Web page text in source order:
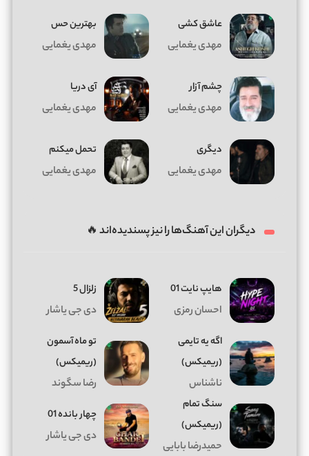
عاشق کشی
مهدی یغمایی
بهترین حس
مهدی یغمایی
چشم آزار
مهدی یغمایی
آی دریا
مهدی یغمایی
دیگری
مهدی یغمایی
تحمل میکنم
مهدی یغمایی
دیگران این آهنگ‌ها را نیز پسندیده‌اند 🔥
هایپ نایت 01
احسان رمزی
زلزال 5
دی جی یاشار
اگه یه تایمی
(ریمیکس)
ناشناس
تو ماه آسمون
(ریمیکس)
رضا سگوند
سنگ تمام
(ریمیکس)
حمیدرضا بابایی
چهار بانده 01
دی جی یاشار